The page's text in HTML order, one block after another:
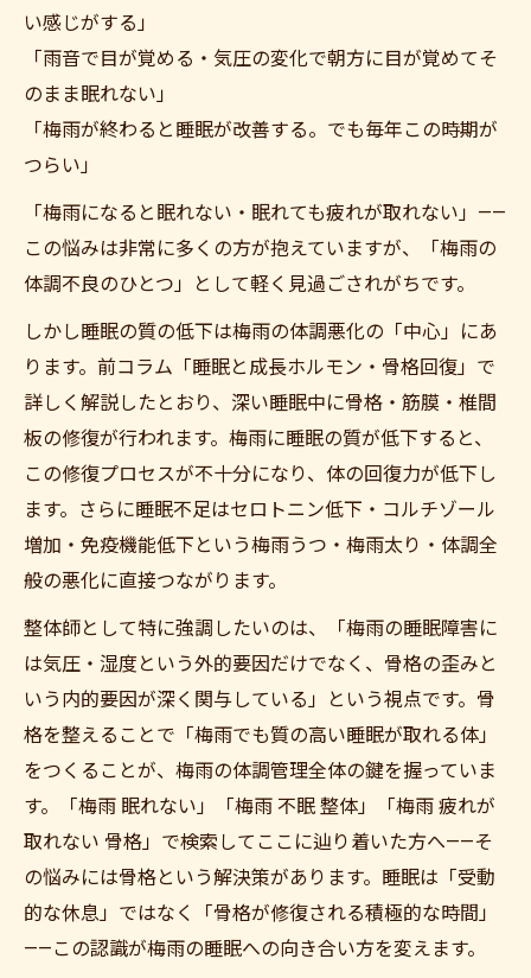
い感じがする」
「雨音で目が覚める・気圧の変化で朝方に目が覚めてそ
のまま眠れない」
「梅雨が終わると睡眠が改善する。でも毎年この時期が
つらい」
「梅雨になると眠れない・眠れても疲れが取れない」——
この悩みは非常に多くの方が抱えていますが、「梅雨の
体調不良のひとつ」として軽く見過ごされがちです。
しかし睡眠の質の低下は梅雨の体調悪化の「中心」にあ
ります。前コラム「睡眠と成長ホルモン・骨格回復」で
詳しく解説したとおり、深い睡眠中に骨格・筋膜・椎間
板の修復が行われます。梅雨に睡眠の質が低下すると、
この修復プロセスが不十分になり、体の回復力が低下し
ます。さらに睡眠不足はセロトニン低下・コルチゾール
増加・免疫機能低下という梅雨うつ・梅雨太り・体調全
般の悪化に直接つながります。
整体師として特に強調したいのは、「梅雨の睡眠障害に
は気圧・湿度という外的要因だけでなく、骨格の歪みと
いう内的要因が深く関与している」という視点です。骨
格を整えることで「梅雨でも質の高い睡眠が取れる体」
をつくることが、梅雨の体調管理全体の鍵を握っていま
す。「梅雨 眠れない」「梅雨 不眠 整体」「梅雨 疲れが
取れない 骨格」で検索してここに辿り着いた方へ——そ
の悩みには骨格という解決策があります。睡眠は「受動
的な休息」ではなく「骨格が修復される積極的な時間」
——この認識が梅雨の睡眠への向き合い方を変えます。